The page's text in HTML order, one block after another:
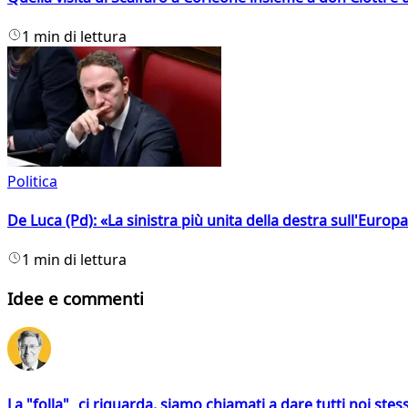
1 min di lettura
Politica
De Luca (Pd): «La sinistra più unita della destra
1 min di lettura
Idee e commenti